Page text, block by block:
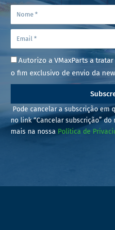
Autorizo a VMaxParts a
o fim exclusivo de envio da
Pode cancelar a subscrição em
no link “Cancelar subscrição”
mais na nossa Política de